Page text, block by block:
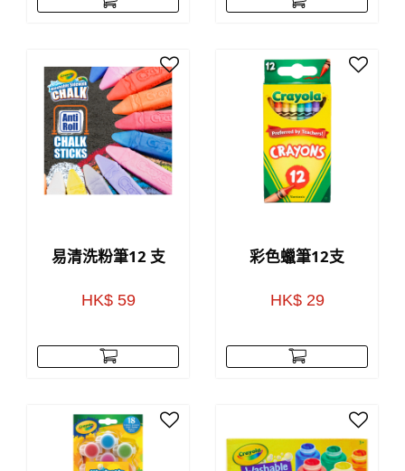
易清洗粉筆12 支
HK$ 59
彩色蠟筆12支
HK$ 29